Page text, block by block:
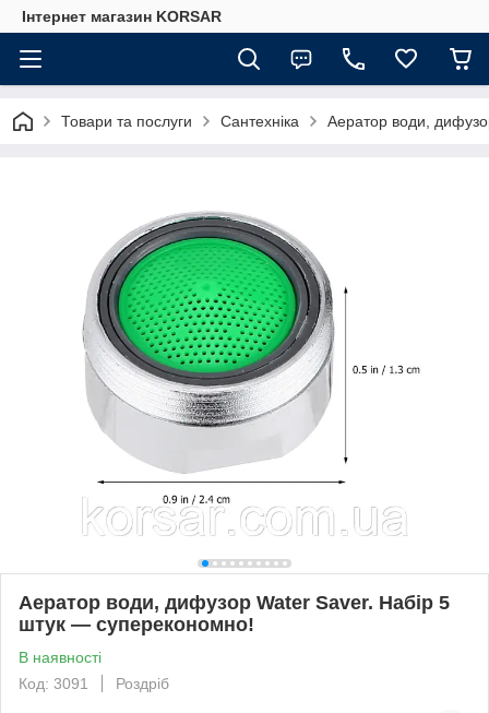
Iнтернет магазин KORSAR
Товари та послуги Сантехніка Аератор води,
Аератор води, дифузор Water Saver. Набір 5
штук — суперекономно!
В наявності
Код: 3091
Роздріб